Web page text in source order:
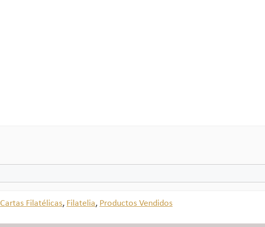
Cartas Filatélicas, Filatelia, Productos Vendidos